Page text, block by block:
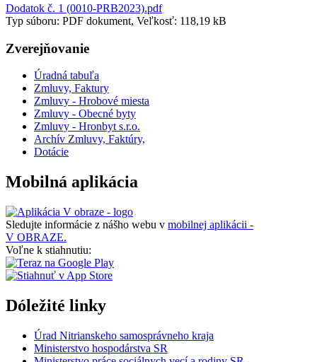
Dodatok č. 1 (0010-PRB2023).pdf
Typ súboru: PDF dokument, Veľkosť: 118,19 kB
Zverejňovanie
Úradná tabuľa
Zmluvy, Faktury
Zmluvy - Hrobové miesta
Zmluvy - Obecné byty
Zmluvy - Hronbyt s.r.o.
Archív Zmluvy, Faktúry,
Dotácie
Mobilná aplikácia
Sledujte informácie z nášho webu v mobilnej aplikácii -
V OBRAZE.
Voľne k stiahnutiu:
Dóležité linky
Úrad Nitrianskeho samosprávneho kraja
Ministerstvo hospodárstva SR